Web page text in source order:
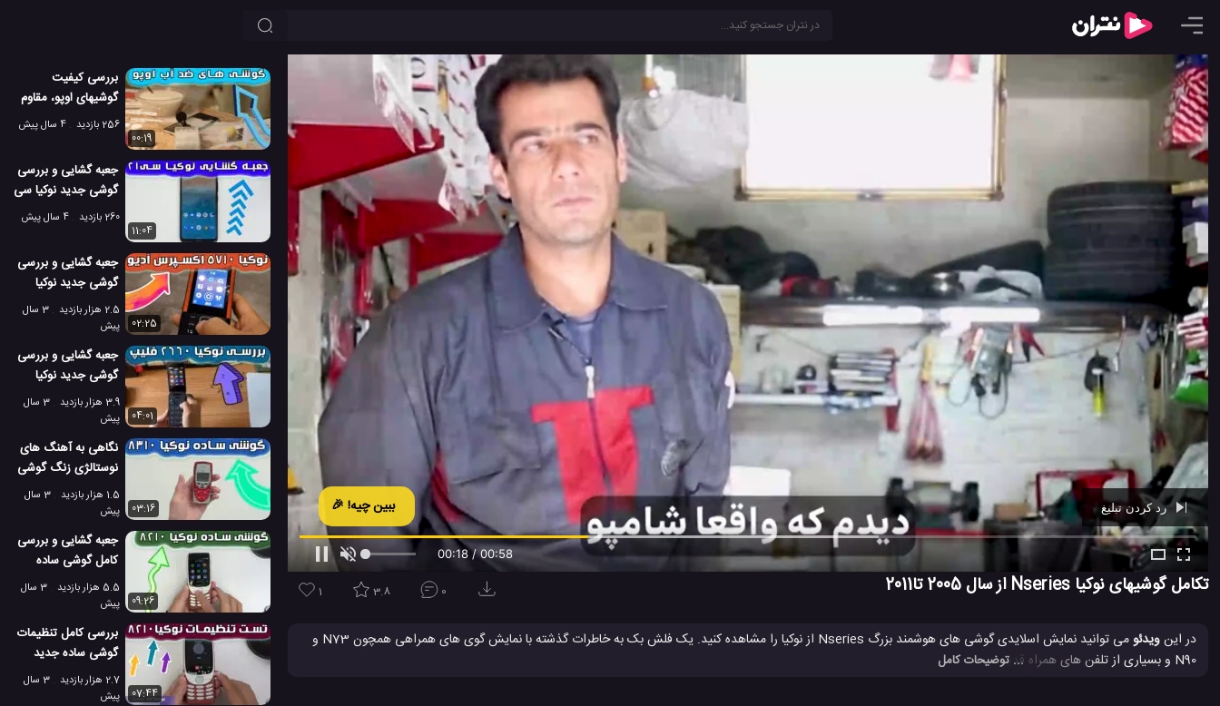
00:19 / 00:58
ببین چیه! 🎉 رد کردن تبلیغ
Ad - 00:39
تکامل گوشیهای نوکیا Nseries از سال 2005 تا2011 1 3.8 0
در اینویدئو
می توانید نمایش اسلایدی گوشی های هوشمند بزرگ Nseries از نوکیا را مشاهده کنید. یک فلش بک به خاطرات گذشته با نمایش گوی های همراهی همچون N73 و
N90 و بسیاری از تلفن های همراه قدیمی نوکیا تا سال 2011.
... توضیحات کامل
بررسی کیفیت
گوشیهای اوپو، مقاوم
در برابر پاشش آب
256 بازدید
4 سال پیش
00:19
جعبه گشایی و بررسی
گوشی جدید نوکیا سی
21 پلاس
260 بازدید
4 سال پیش
11:04
جعبه گشایی و بررسی
گوشی جدید نوکیا
5710 اکسپرس آدیو
2.5 هزار بازدید
3 سال
پیش
02:25
جعبه گشایی و بررسی
گوشی جدید نوکیا
2660 فلیپ 2022
3.9 هزار بازدید
3 سال
پیش
04:01
نگاهی به آهنگ های
نوستالژی زنگ گوشی
نوکیا 8310
1.5 هزار بازدید
3 سال
پیش
03:16
جعبه گشایی و بررسی
کامل گوشی ساده
جدید نوکیا 8210 4G
5.5 هزار بازدید
3 سال
پیش
09:26
بررسی کامل تنظیمات
گوشی ساده جدید
نوکیا 8210 4G
2.7 هزار بازدید
3 سال
پیش
07:44